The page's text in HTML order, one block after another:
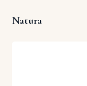
Natura